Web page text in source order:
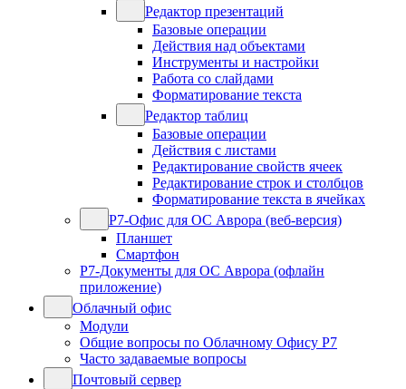
Редактор презентаций
Базовые операции
Действия над объектами
Инструменты и настройки
Работа со слайдами
Форматирование текста
Редактор таблиц
Базовые операции
Действия с листами
Редактирование свойств ячеек
Редактирование строк и столбцов
Форматирование текста в ячейках
Р7-Офис для ОС Аврора (веб-версия)
Планшет
Смартфон
Р7-Документы для ОС Аврора (офлайн
приложение)
Облачный офис
Модули
Общие вопросы по Облачному Офису Р7
Часто задаваемые вопросы
Почтовый сервер